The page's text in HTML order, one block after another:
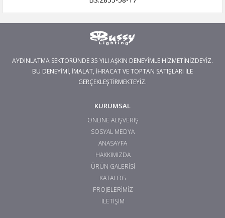
AYDINLATMA SEKTÖRÜNDE 35 YILI AŞKIN DENEYİMLE HİZMETİNİZDEYİZ.
BU DENEYİMİ, İMALAT, İHRACAT VE TOPTAN SATIŞLARI İLE
GERÇEKLEŞTİRMEKTEYİZ.
KURUMSAL
ONLINE ALIŞVERİŞ
SOSYAL MEDYA
ANASAYFA
HAKKIMIZDA
ÜRÜN GALERİSİ
KATALOG
PROJELERİMİZ
İLETİŞİM